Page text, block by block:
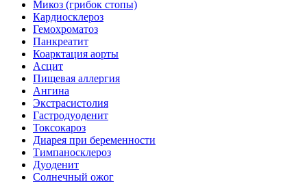
Микоз (грибок стопы)
Кардиосклероз
Гемохроматоз
Панкреатит
Коарктация аорты
Асцит
Пищевая аллергия
Ангина
Экстрасистолия
Гастродуоденит
Токсокароз
Диарея при беременности
Тимпаносклероз
Дуоденит
Солнечный ожог